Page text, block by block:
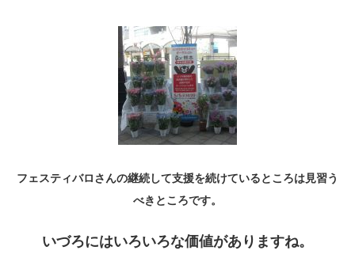
フェスティバロさんの継続して支援を続けているところは見習う
べきところです。
いづろにはいろいろな価値がありますね。